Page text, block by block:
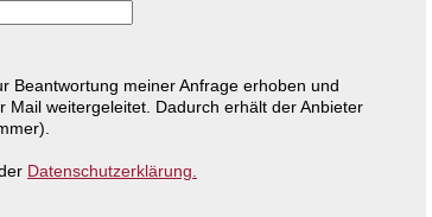
Beantwortung meiner Anfrage erhoben und
weitergeleitet. Dadurch erhält der Anbieter
Datenschutzerklärung.